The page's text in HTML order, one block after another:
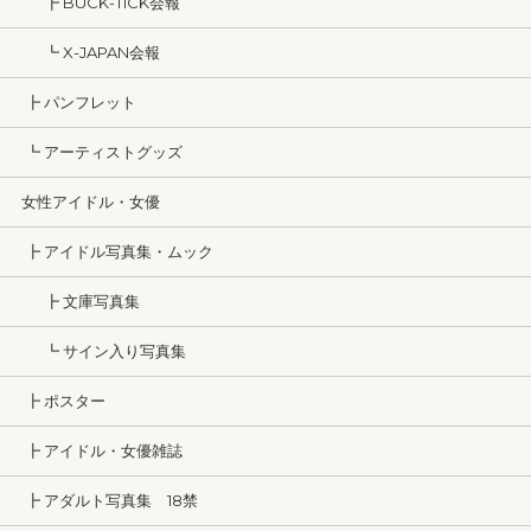
┗ X-JAPAN会報
┣ パンフレット
┗ アーティストグッズ
女性アイドル・女優
┣ アイドル写真集・ムック
┣ 文庫写真集
┗ サイン入り写真集
┣ ポスター
┣ アイドル・女優雑誌
┣ アダルト写真集 18禁